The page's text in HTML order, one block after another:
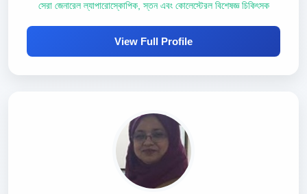
সেরা জেনারেল ল্যাপারোস্কোপিক, স্তন এবং কোলেস্টেরল বিশেষজ্ঞ চিকিৎসক
View Full Profile